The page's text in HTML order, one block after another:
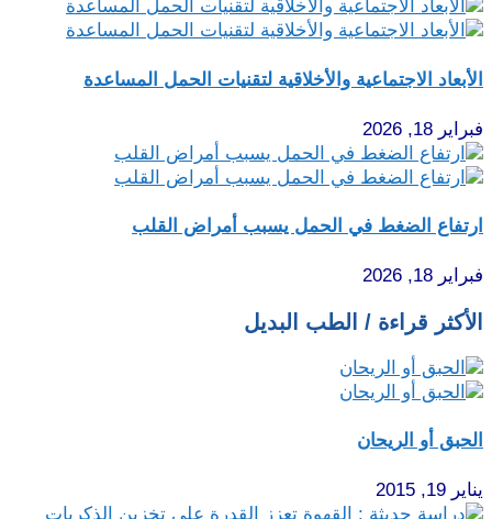
الأبعاد الاجتماعية والأخلاقية لتقنيات الحمل المساعدة
فبراير 18, 2026
ارتفاع الضغط في الحمل يسبب أمراض القلب
فبراير 18, 2026
الأكثر قراءة / الطب البديل
الحبق أو الريحان
يناير 19, 2015